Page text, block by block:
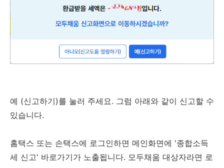
예 (신고하기)를 눌러 주세요. 그럼 아래와 같이 신고할 수
있습니다.
홈택스 또는 손택스에 로그인하면 메인화면에 '종합소득
세 신고' 바로가기가 노출됩니다. 모두채움 대상자라면 로